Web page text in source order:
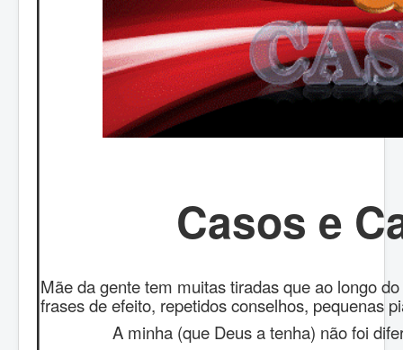
Casos e
Mãe da gente tem muitas tiradas que ao longo
frases de efeito, repetidos conselhos, pequenas
A minha (que Deus a tenha) não foi